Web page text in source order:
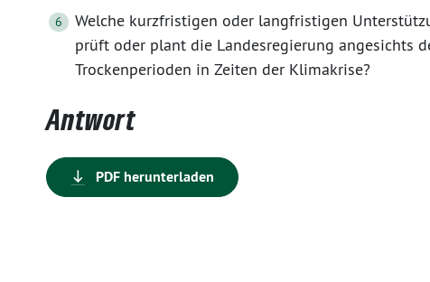
Welche kurzfristigen oder langfristigen
prüft oder plant die Landesregierung angesichts
Trockenperioden in Zeiten der Klimakrise?
Antwort
PDF herunterladen